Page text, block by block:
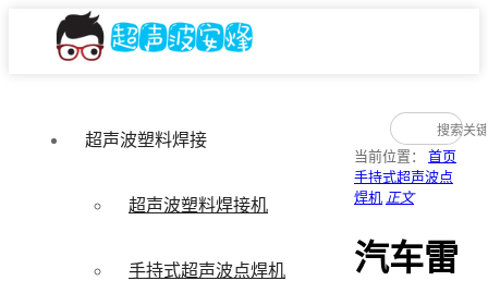
超声波塑料焊接
超声波塑料焊接机
手持式超声波点焊机
当前位置： 首页
手持式超声波点
焊机 正文
汽车雷